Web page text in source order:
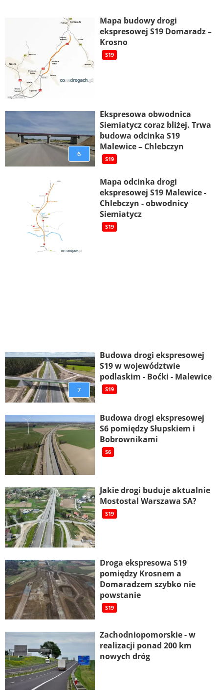
Mapa budowy drogi
ekspresowej S19 Domaradz –
Krosno
S19
6
Ekspresowa obwodnica
Siemiatycz coraz bliżej. Trwa
budowa odcinka S19
Malewice – Chlebczyn
S19
Mapa odcinka drogi
ekspresowej S19 Malewice -
Chlebczyn - obwodnicy
Siemiatycz
S19
7
Budowa drogi ekspresowej
S19 w województwie
podlaskim - Boćki - Malewice
S19
Budowa drogi ekspresowej
S6 pomiędzy Słupskiem i
Bobrownikami
S6
Jakie drogi buduje aktualnie
Mostostal Warszawa SA?
S19
Droga ekspresowa S19
pomiędzy Krosnem a
Domaradzem szybko nie
powstanie
S19
Zachodniopomorskie - w
realizacji ponad 200 km
nowych dróg